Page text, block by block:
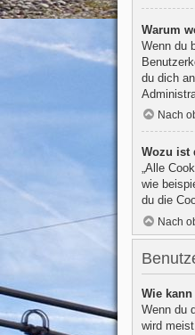
Warum
Wenn du
du dich
Nach
Wozu ist
„Alle
wie
du die
Nach
Wie
Wenn du
wird